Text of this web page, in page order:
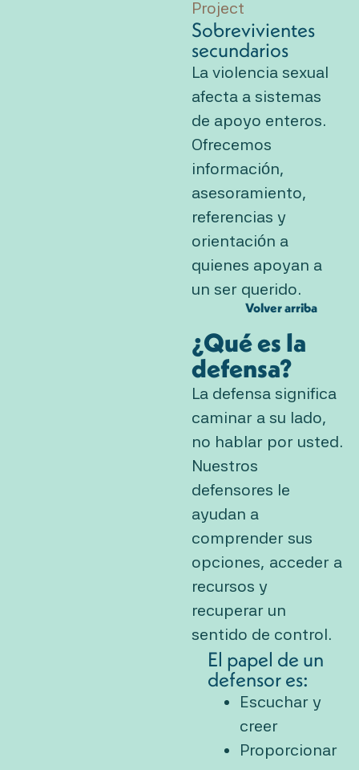
Project
Sobrevivientes
secundarios
La violencia sexual
afecta a sistemas
de apoyo enteros.
Ofrecemos
información,
asesoramiento,
referencias y
orientación a
quienes apoyan a
un ser querido.
Volver arriba
¿Qué es la
defensa?
La defensa significa
caminar a su lado,
no hablar por usted.
Nuestros
defensores le
ayudan a
comprender sus
opciones, acceder a
recursos y
recuperar un
sentido de control.
El papel de un
defensor es:
Escuchar y
creer
Proporcionar